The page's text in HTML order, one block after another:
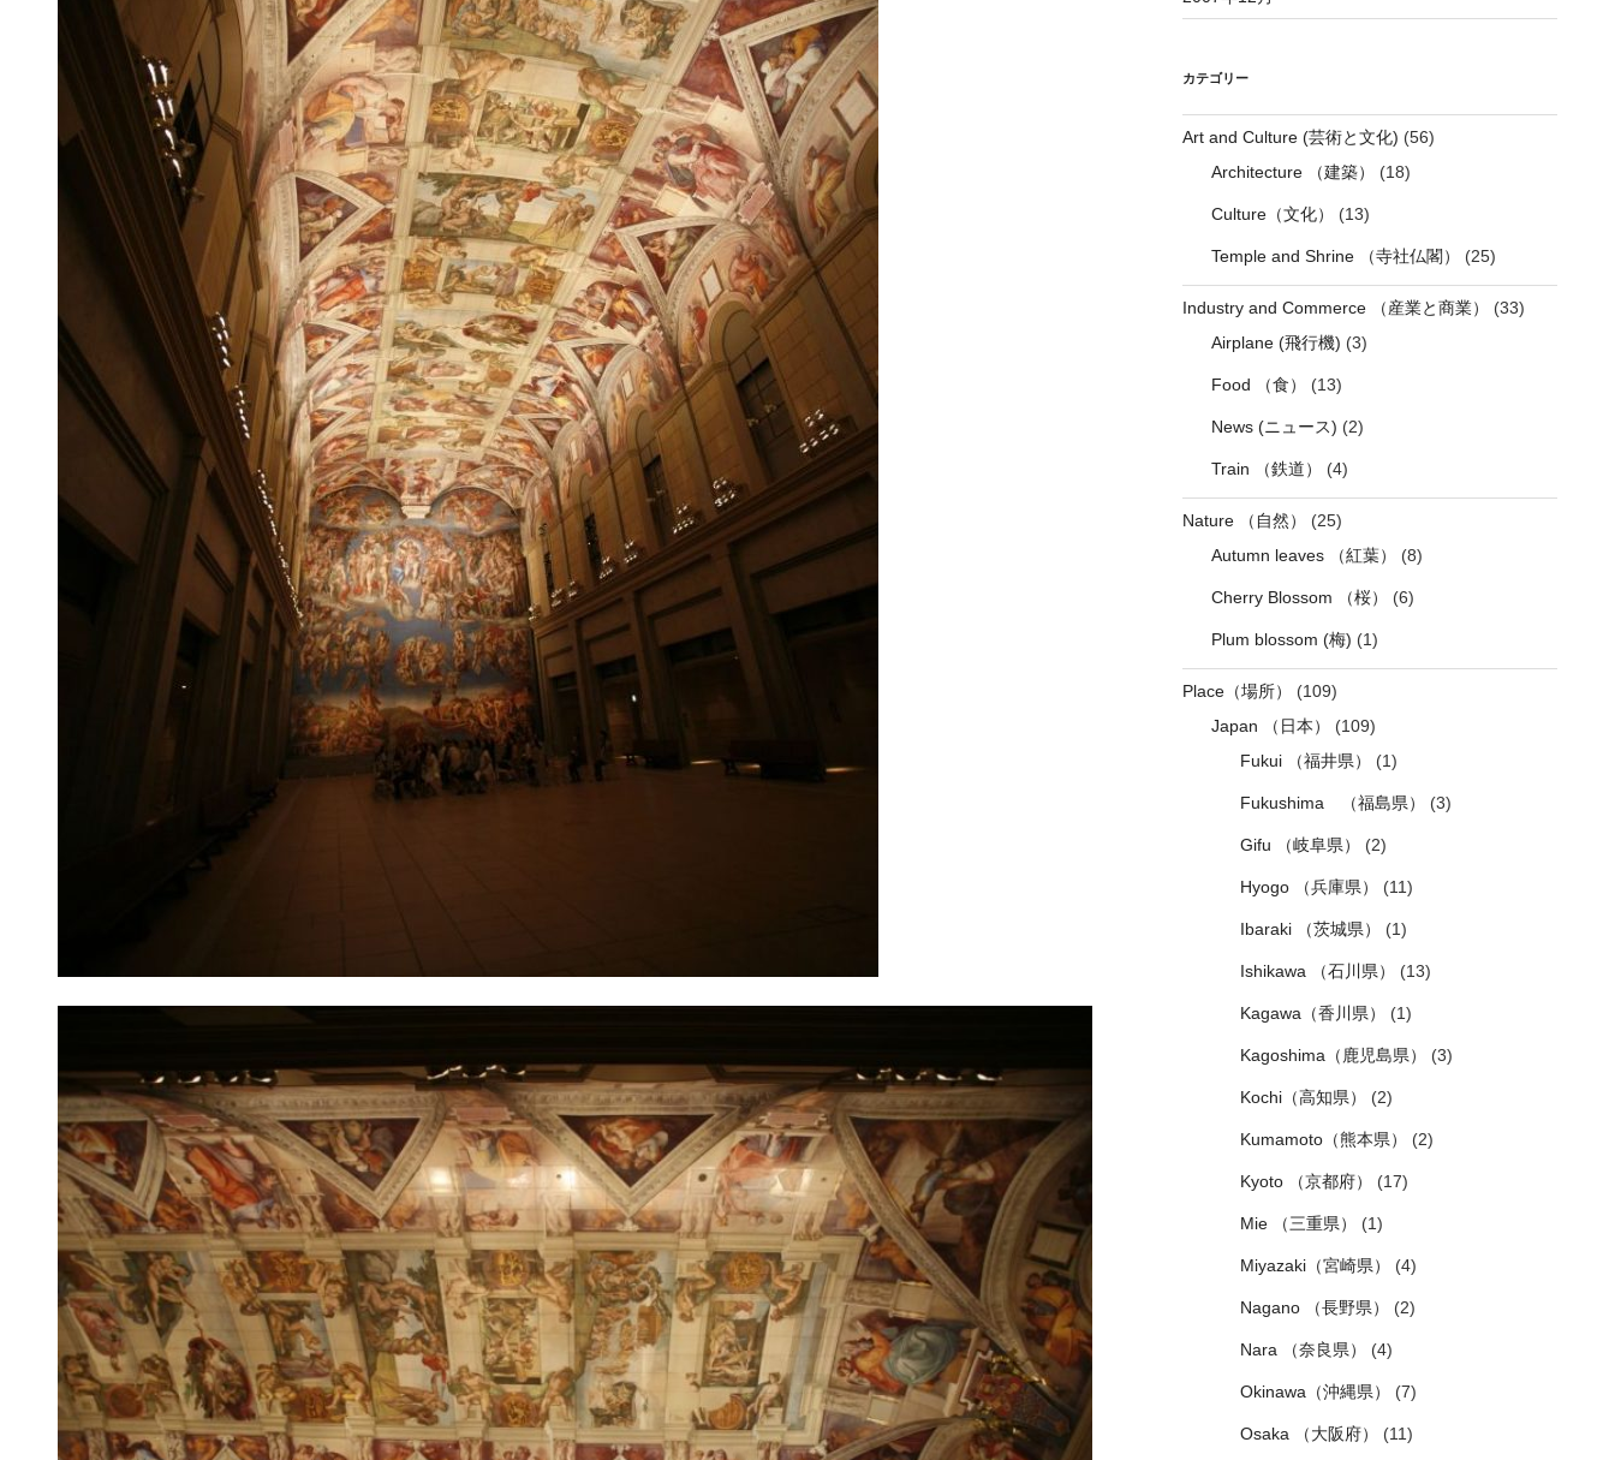
カテゴリー
Art and Culture (芸術と文化) (56)
Architecture （建築）
(18)
Culture（文化） (13)
Temple and Shrine （寺社仏閣） (25)
Industry and Commerce （産業と商業）
(33)
Airplane (飛行機) (3)
Food （食） (13)
News (ニュース) (2)
Train （鉄道） (4)
Nature （自然）
(25)
Autumn leaves （紅葉）
(8)
Cherry Blossom （桜） (6)
Plum blossom (梅) (1)
Place（場所）
(109)
Japan （日本）
(109)
Fukui （福井県）
(1)
Fukushima （福島県） (3)
Gifu （岐阜県） (2)
Hyogo （兵庫県） (11)
Ibaraki （茨城県） (1)
Ishikawa （石川県） (13)
Kagawa（香川県） (1)
Kagoshima（鹿児島県） (3)
Kochi（高知県） (2)
Kumamoto（熊本県） (2)
Kyoto （京都府） (17)
Mie （三重県） (1)
Miyazaki（宮崎県） (4)
Nagano （長野県） (2)
Nara （奈良県） (4)
Okinawa（沖縄県） (7)
Osaka （大阪府） (11)